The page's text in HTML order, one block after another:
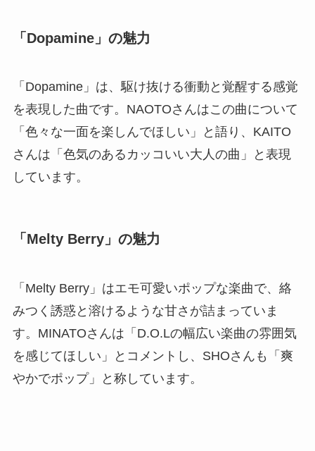
「Dopamine」の魅力
「Dopamine」は、駆け抜ける衝動と覚醒する感覚
を表現した曲です。NAOTOさんはこの曲について
「色々な一面を楽しんでほしい」と語り、KAITO
さんは「色気のあるカッコいい大人の曲」と表現
しています。
「Melty Berry」の魅力
「Melty Berry」はエモ可愛いポップな楽曲で、絡
みつく誘惑と溶けるような甘さが詰まっていま
す。MINATOさんは「D.O.Lの幅広い楽曲の雰囲気
を感じてほしい」とコメントし、SHOさんも「爽
やかでポップ」と称しています。